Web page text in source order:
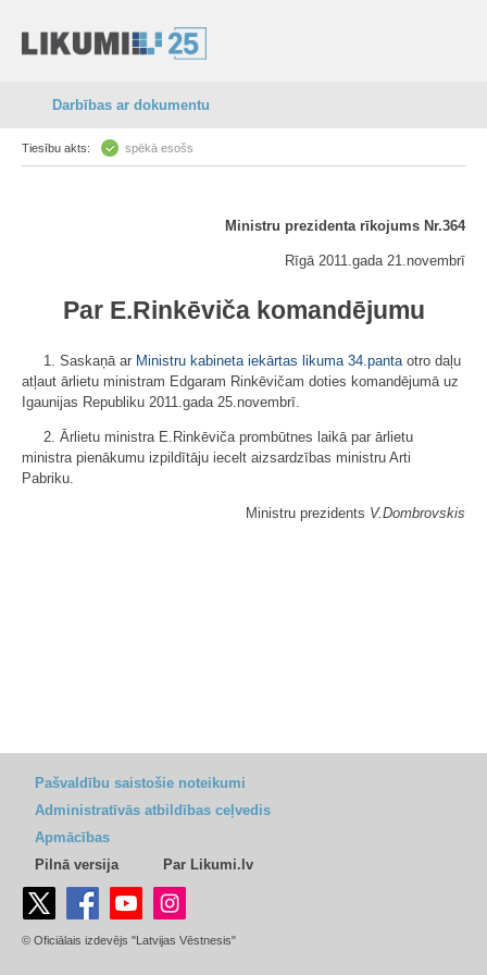
Darbības ar dokumentu
Tiesību akts: spēkā esošs
Ministru prezidenta rīkojums Nr.364
Rīgā 2011.gada 21.novembrī
Par E.Rinkēviča komandējumu
1. Saskaņā ar Ministru kabineta iekārtas likuma 34.pantaotro daļu
atļaut ārlietu ministram Edgaram Rinkēvičam doties komandējumā uz
Igaunijas Republiku 2011.gada 25.novembrī.
2. Ārlietu ministra E.Rinkēviča prombūtnes laikā par ārlietu
ministra pienākumu izpildītāju iecelt aizsardzības ministru Arti
Pabriku.
Ministru prezidents V.Dombrovskis
Pašvaldību saistošie noteikumi
Administratīvās atbildības ceļvedis
Apmācības
Pilnā versija
Par Likumi.lv
© Oficiālais izdevējs "Latvijas Vēstnesis"